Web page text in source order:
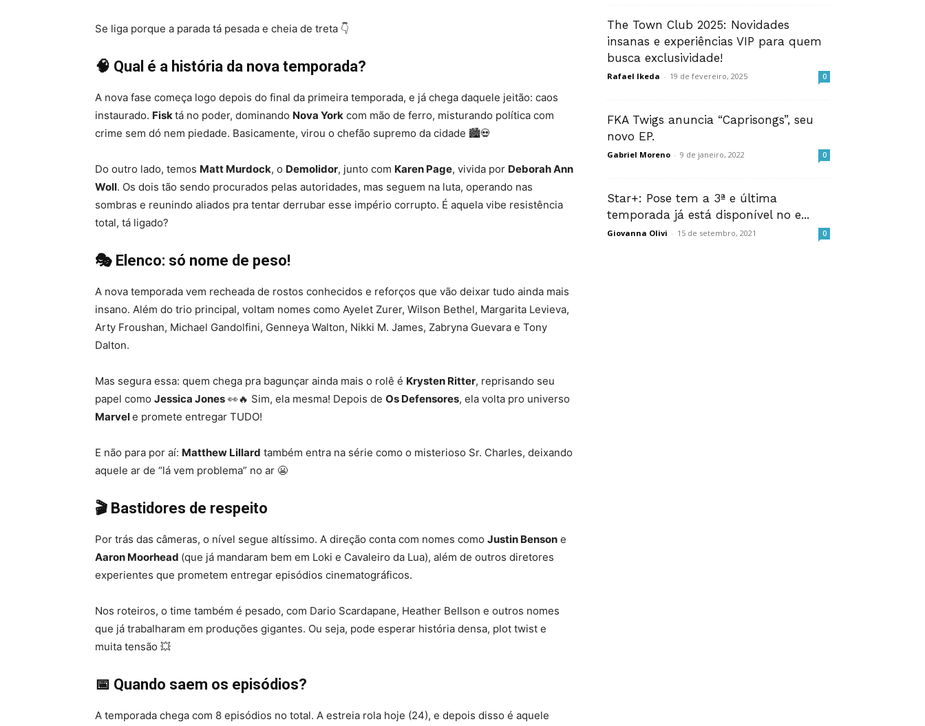
Se liga porque a parada tá pesada e cheia de treta 👇
🧠 Qual é a história da nova temporada?
A nova fase começa logo depois do final da primeira temporada, e já chega daquele jeitão: caos
instaurado. Fisktá no poder, dominando Nova York com mão de ferro, misturando política com
crime sem dó nem piedade. Basicamente, virou o chefão supremo da cidade 🏙️💀
Do outro lado, temos Matt Murdock, o Demolidor, junto com Karen Page, vivida por Deborah Ann
Woll. Os dois tão sendo procurados pelas autoridades, mas seguem na luta, operando nas
sombras e reunindo aliados pra tentar derrubar esse império corrupto. É aquela vibe resistência
total, tá ligado?
🎭 Elenco: só nome de peso!
A nova temporada vem recheada de rostos conhecidos e reforços que vão deixar tudo ainda mais
insano. Além do trio principal, voltam nomes como Ayelet Zurer, Wilson Bethel, Margarita Levieva,
Arty Froushan, Michael Gandolfini, Genneya Walton, Nikki M. James, Zabryna Guevara e Tony
Dalton.
Mas segura essa: quem chega pra bagunçar ainda mais o rolê é Krysten Ritter, reprisando seu
papel como Jessica Jones 👀🔥 Sim, ela mesma! Depois de Os Defensores, ela volta pro universo
Marvele promete entregar TUDO!
E não para por aí: Matthew Lillard também entra na série como o misterioso Sr. Charles, deixando
aquele ar de “lá vem problema” no ar 😬
🎬 Bastidores de respeito
Por trás das câmeras, o nível segue altíssimo. A direção conta com nomes como Justin Benson e
Aaron Moorhead (que já mandaram bem em Loki e Cavaleiro da Lua), além de outros diretores
experientes que prometem entregar episódios cinematográficos.
Nos roteiros, o time também é pesado, com Dario Scardapane, Heather Bellson e outros nomes
que já trabalharam em produções gigantes. Ou seja, pode esperar história densa, plot twist e
muita tensão 💥
📅 Quando saem os episódios?
A temporada chega com 8 episódios no total. A estreia rola hoje (24), e depois disso é aquele
The Town Club 2025: Novidades
insanas e experiências VIP para quem
busca exclusividade!
Rafael Ikeda - 19 de fevereiro, 2025 0
FKA Twigs anuncia “Caprisongs”, seu
novo EP.
Gabriel Moreno - 9 de janeiro, 2022 0
Star+: Pose tem a 3ª e última
temporada já está disponível no e...
Giovanna Olivi - 15 de setembro, 2021 0